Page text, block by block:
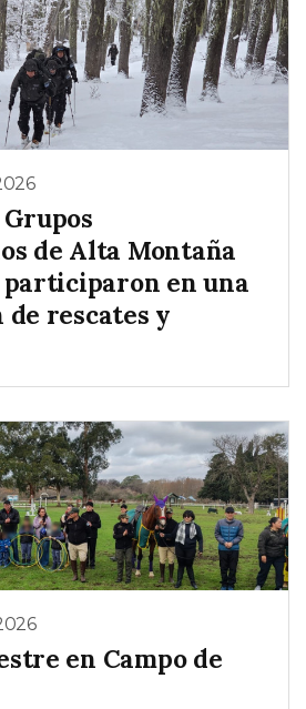
de Alta Montaña
participaron en una
rescates y
en Campo de